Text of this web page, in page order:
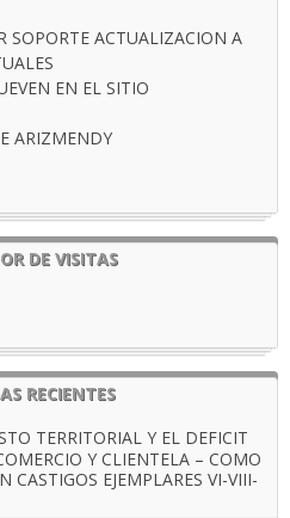
SOPORTE ACTUALIZACION A
EN EL SITIO
ARIZMENDY
DE VISITAS
RECIENTES
TERRITORIAL Y EL DEFICIT
Y CLIENTELA – COMO
CASTIGOS EJEMPLARES VI-VIII-